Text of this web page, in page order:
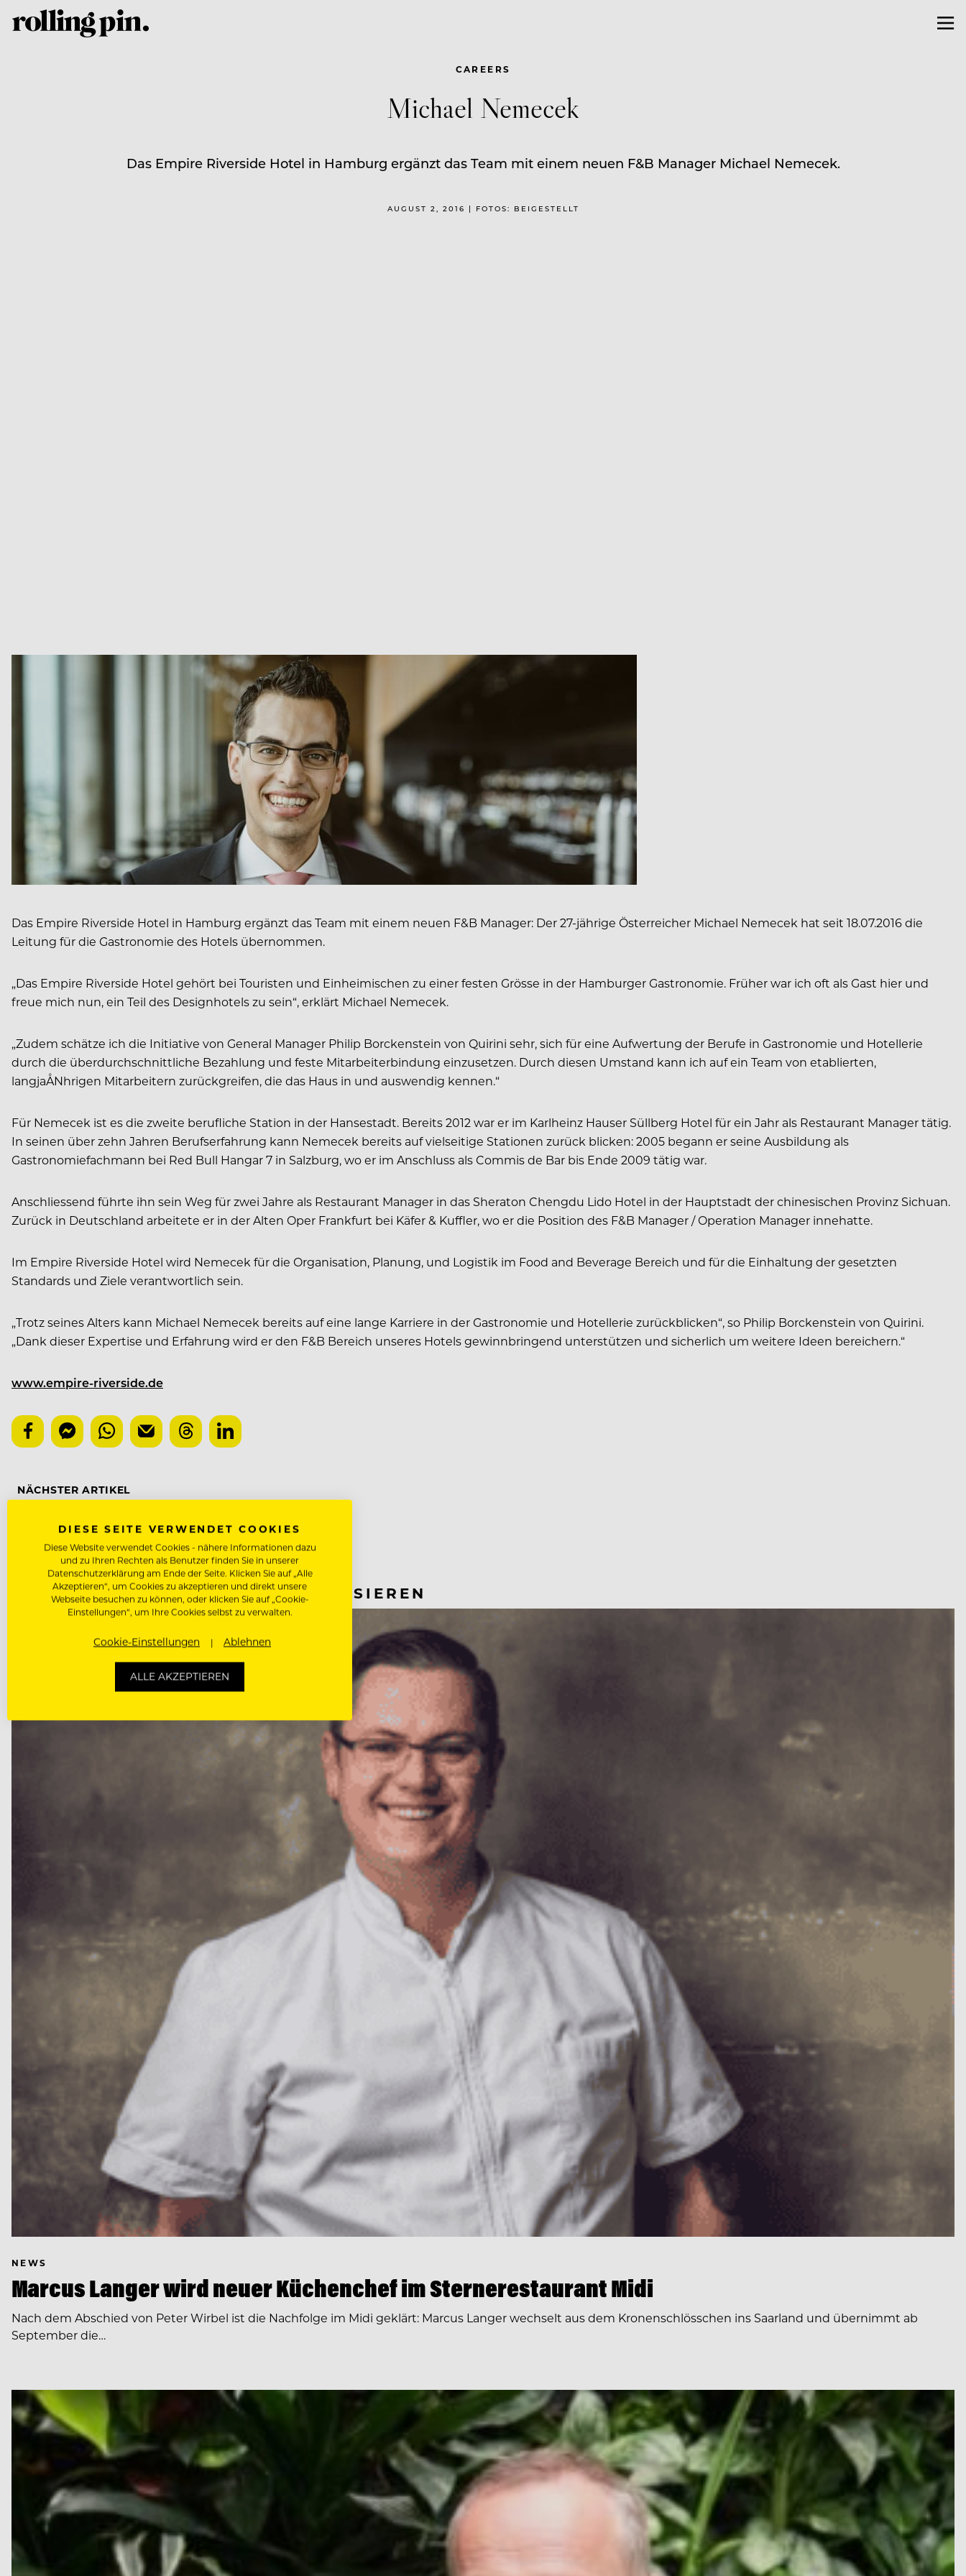
CAREERS
Michael Nemecek
Das Empire Riverside Hotel in Hamburg ergänzt das Team mit einem neuen F&B Manager Michael Nemecek.
AUGUST 2, 2016 | FOTOS: BEIGESTELLT
Das Empire Riverside Hotel in Hamburg ergänzt das Team mit einem neuen F&B Manager: Der 27-jährige Österreicher Michael Nemecek hat seit 18.07.2016 die
Leitung für die Gastronomie des Hotels übernommen.
„Das Empire Riverside Hotel gehört bei Touristen und Einheimischen zu einer festen Grösse in der Hamburger Gastronomie. Früher war ich oft als Gast hier und
freue mich nun, ein Teil des Designhotels zu sein“, erklärt Michael Nemecek.
„Zudem schätze ich die Initiative von General Manager Philip Borckenstein von Quirini sehr, sich für eine Aufwertung der Berufe in Gastronomie und Hotellerie
durch die überdurchschnittliche Bezahlung und feste Mitarbeiterbindung einzusetzen. Durch diesen Umstand kann ich auf ein Team von etablierten,
langjaÅNhrigen Mitarbeitern zurückgreifen, die das Haus in und auswendig kennen.“
Für Nemecek ist es die zweite berufliche Station in der Hansestadt. Bereits 2012 war er im Karlheinz Hauser Süllberg Hotel für ein Jahr als Restaurant Manager tätig.
In seinen über zehn Jahren Berufserfahrung kann Nemecek bereits auf vielseitige Stationen zurück blicken: 2005 begann er seine Ausbildung als
Gastronomiefachmann bei Red Bull Hangar 7 in Salzburg, wo er im Anschluss als Commis de Bar bis Ende 2009 tätig war.
Anschliessend führte ihn sein Weg für zwei Jahre als Restaurant Manager in das Sheraton Chengdu Lido Hotel in der Hauptstadt der chinesischen Provinz Sichuan.
Zurück in Deutschland arbeitete er in der Alten Oper Frankfurt bei Käfer & Kuffler, wo er die Position des F&B Manager / Operation Manager innehatte.
Im Empire Riverside Hotel wird Nemecek für die Organisation, Planung, und Logistik im Food and Beverage Bereich und für die Einhaltung der gesetzten
Standards und Ziele verantwortlich sein.
„Trotz seines Alters kann Michael Nemecek bereits auf eine lange Karriere in der Gastronomie und Hotellerie zurückblicken“, so Philip Borckenstein von Quirini.
„Dank dieser Expertise und Erfahrung wird er den F&B Bereich unseres Hotels gewinnbringend unterstützen und sicherlich um weitere Ideen bereichern.“
www.empire-riverside.de
NÄCHSTER ARTIKEL
DAS KÖNNTE DICH AUCH INTERESSIEREN
NEWS
Marcus Langer wird neuer Küchenchef im Sternerestaurant Midi
Nach dem Abschied von Peter Wirbel ist die Nachfolge im Midi geklärt: Marcus Langer wechselt aus dem Kronenschlösschen ins Saarland und übernimmt ab
September die…
DIESE SEITE VERWENDET COOKIES
Diese Website verwendet Cookies - nähere Informationen dazu
und zu Ihren Rechten als Benutzer finden Sie in unserer
Datenschutzerklärung am Ende der Seite. Klicken Sie auf „Alle
Akzeptieren“, um Cookies zu akzeptieren und direkt unsere
Webseite besuchen zu können, oder klicken Sie auf „Cookie-
Einstellungen“, um Ihre Cookies selbst zu verwalten.
Cookie-Einstellungen Ablehnen
ALLE AKZEPTIEREN